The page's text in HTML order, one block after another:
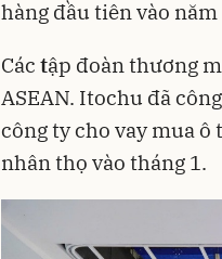
hàng đầu tiên vào
Các tập đoàn thương
ASEAN. Itochu đã
công ty cho vay mua ô
nhân thọ vào tháng 1.